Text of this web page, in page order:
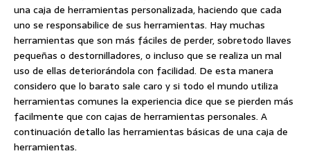
una caja de herramientas personalizada, haciendo que cada
uno se responsabilice de sus herramientas. Hay muchas
herramientas que son más fáciles de perder, sobretodo llaves
pequeñas o destornilladores, o incluso que se realiza un mal
uso de ellas deteriorándola con facilidad. De esta manera
considero que lo barato sale caro y si todo el mundo utiliza
herramientas comunes la experiencia dice que se pierden más
facilmente que con cajas de herramientas personales. A
continuación detallo las herramientas básicas de una caja de
herramientas.